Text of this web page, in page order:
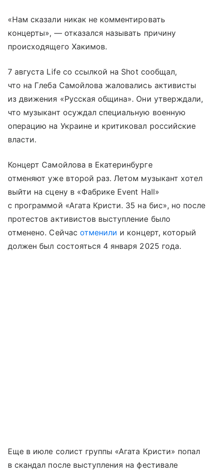
«Нам сказали никак не комментировать
концерты», — отказался называть причину
происходящего Хакимов.
7 августа Life со ссылкой на Shot сообщал,
что на Глеба Самойлова жаловались активисты
из движения «Русская община». Они утверждали,
что музыкант осуждал специальную военную
операцию на Украине и критиковал российские
власти.
Концерт Самойлова в Екатеринбурге
отменяют уже второй раз. Летом музыкант хотел
выйти на сцену в «Фабрике Event Hall»
с программой «Агата Кристи. 35 на бис», но после
протестов активистов выступление было
отменено. Сейчас отменили и концерт, который
должен был состояться 4 января 2025 года.
Еще в июле солист группы «Агата Кристи» попал
в скандал после выступления на фестивале